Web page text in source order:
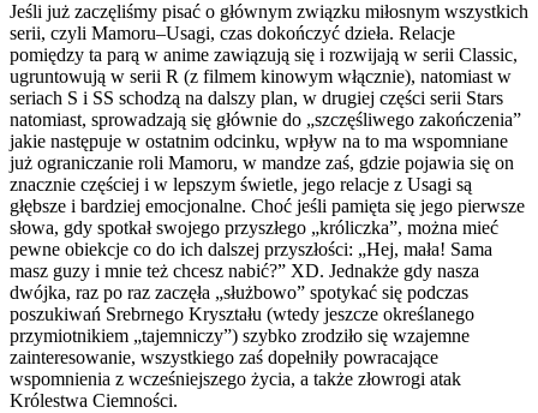
Jeśli już zaczęliśmy pisać o głównym związku miłosnym wszystkich
serii, czyli Mamoru–Usagi, czas dokończyć dzieła. Relacje
pomiędzy ta parą w anime zawiązują się i rozwijają w serii Classic,
ugruntowują w serii R (z filmem kinowym włącznie), natomiast w
seriach S i SS schodzą na dalszy plan, w drugiej części serii Stars
natomiast, sprowadzają się głównie do „szczęśliwego zakończenia”
jakie następuje w ostatnim odcinku, wpływ na to ma wspomniane
już ograniczanie roli Mamoru, w mandze zaś, gdzie pojawia się on
znacznie częściej i w lepszym świetle, jego relacje z Usagi są
głębsze i bardziej emocjonalne. Choć jeśli pamięta się jego pierwsze
słowa, gdy spotkał swojego przyszłego „króliczka”, można mieć
pewne obiekcje co do ich dalszej przyszłości: „Hej, mała! Sama
masz guzy i mnie też chcesz nabić?” XD. Jednakże gdy nasza
dwójka, raz po raz zaczęła „służbowo” spotykać się podczas
poszukiwań Srebrnego Kryształu (wtedy jeszcze określanego
przymiotnikiem „tajemniczy”) szybko zrodziło się wzajemne
zainteresowanie, wszystkiego zaś dopełniły powracające
wspomnienia z wcześniejszego życia, a także złowrogi atak
Królestwa Ciemności.